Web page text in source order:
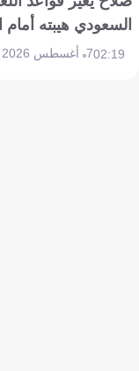
السعودي هيبته أمام
02:197 أغسطس 2026